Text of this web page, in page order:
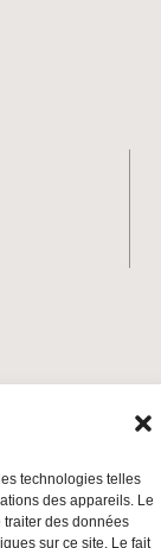
technologies telles
des appareils. Le
traiter des données
sur ce site. Le fait
la réponse